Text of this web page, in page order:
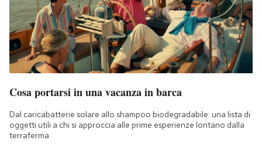
Cosa portarsi in una vacanza in barca
Dal caricabatterie solare allo shampoo biodegradabile: una lista di
oggetti utili a chi si approccia alle prime esperienze lontano dalla
terraferma